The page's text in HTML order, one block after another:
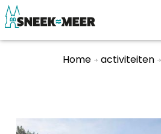
Praktische informatie
Home activiteiten